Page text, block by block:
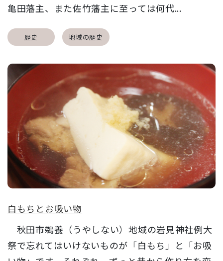
亀田藩主、また佐竹藩主に至っては何代...
歴史 地域の歴史
白もちとお吸い物
秋田市鵜養（うやしない）地域の岩見神社例大
祭で忘れてはいけないものが「白もち」と「お吸